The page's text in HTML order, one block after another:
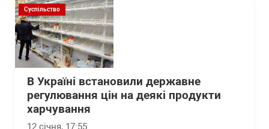
Суспільство
В Україні встановили державне
регулювання цін на деякі продукти
харчування